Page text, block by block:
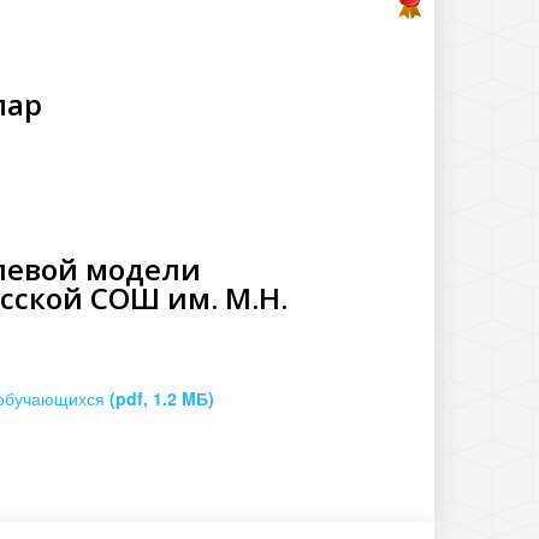
модели
СОШ им. М.Н.
(pdf, 1.2 MБ)